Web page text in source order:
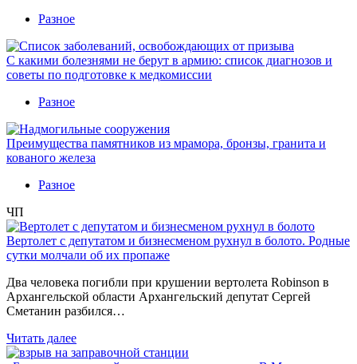
Разное
С какими болезнями не берут в армию: список диагнозов и
советы по подготовке к медкомиссии
Разное
Преимущества памятников из мрамора, бронзы, гранита и
кованого железа
Разное
ЧП
Вертолет с депутатом и бизнесменом рухнул в болото. Родные
сутки молчали об их пропаже
Два человека погибли при крушении вертолета Robinson в
Архангельской области Архангельский депутат Сергей
Сметанин разбился…
Читать далее